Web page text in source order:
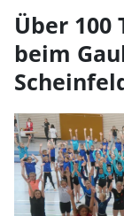
Über 100
beim